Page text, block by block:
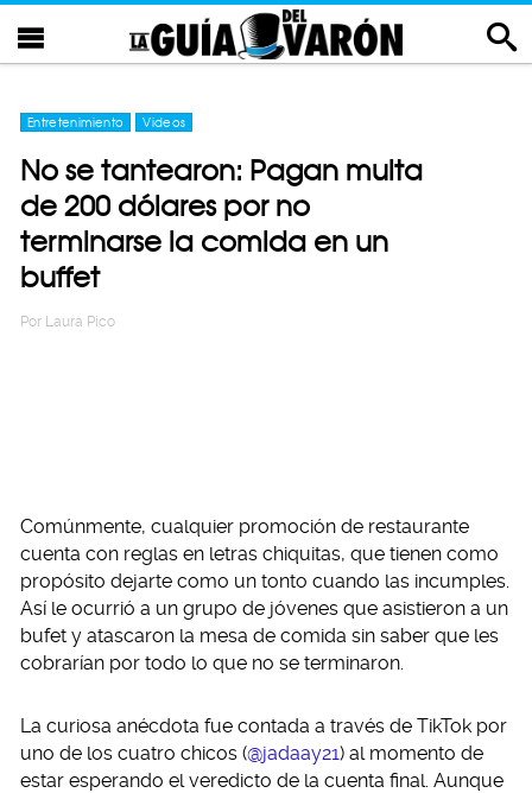
Entretenimiento Videos
No se tantearon: Pagan multa
de 200 dólares por no
terminarse la comida en un
buffet
Por Laura Pico
Comúnmente, cualquier promoción de restaurante
cuenta con reglas en letras chiquitas, que tienen como
propósito dejarte como un tonto cuando las incumples.
Así le ocurrió a un grupo de jóvenes que asistieron a un
bufet y atascaron la mesa de comida sin saber que les
cobrarían por todo lo que no se terminaron.
La curiosa anécdota fue contada a través de TikTok por
uno de los cuatro chicos (@jadaay21) al momento de
estar esperando el veredicto de la cuenta final. Aunque